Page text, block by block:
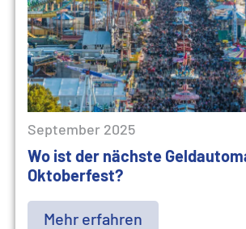
September 2025
Wo ist der nächste
Oktoberfest?
Mehr erfahren